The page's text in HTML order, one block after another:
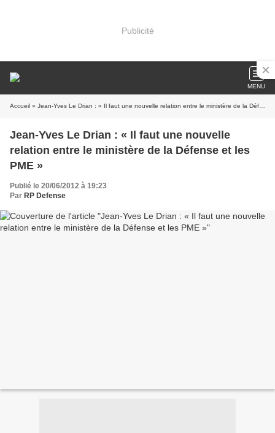
Publicité
MENU
Accueil » Jean-Yves Le Drian : « Il faut une nouvelle relation entre le ministère de la Défense et les PME »
Jean-Yves Le Drian : « Il faut une nouvelle
relation entre le ministère de la Défense et les
PME »
Publié le 20/06/2012 à 19:23
Par RP Defense